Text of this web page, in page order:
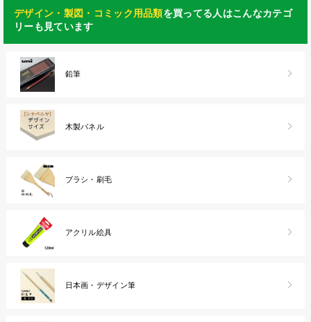
デザイン・製図・コミック用品類を買ってる人はこんなカテゴ
リーも見ています
鉛筆
木製パネル
ブラシ・刷毛
アクリル絵具
日本画・デザイン筆